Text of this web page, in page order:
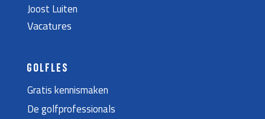
Joost Luiten
Vacatures
GOLFLES
Gratis kennismaken
De golfprofessionals